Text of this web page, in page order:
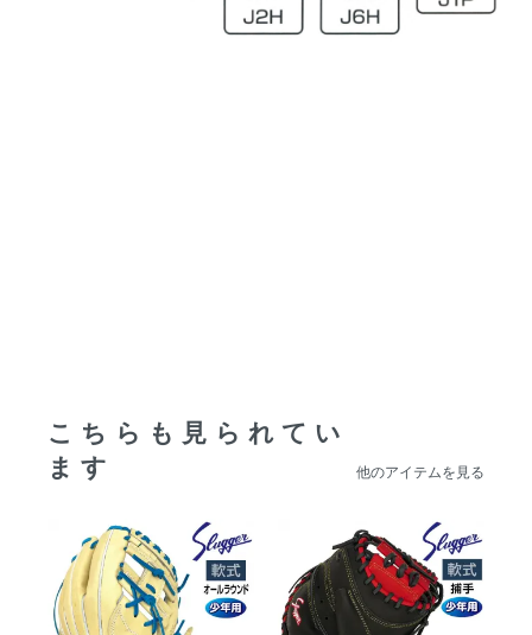
こちらも見られてい
ます
他のアイテムを見る